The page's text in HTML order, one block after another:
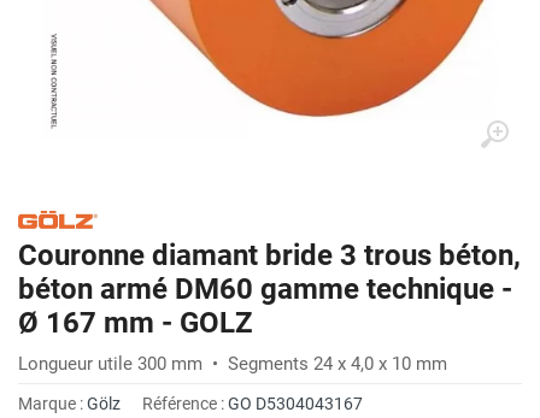
Couronne diamant bride 3 trous béton,
béton armé DM60 gamme technique -
Ø 167 mm - GOLZ
Longueur utile 300 mm • Segments 24 x 4,0 x 10 mm
Marque :Gölz Référence :GO D5304043167